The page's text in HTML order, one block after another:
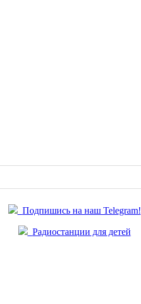
Подпишись на наш Telegram!
Радиостанции для детей